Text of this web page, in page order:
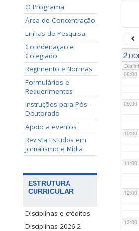
O Programa
Área de Concentração
Linhas de Pesquisa
Coordenação e
Colegiado
Regimento e Normas
Formulários e
Requerimentos
Instruções para Pós-
Doutorado
Apoio a eventos
Revista Estudos em
Jornalismo e Mídia
ESTRUTURA
CURRICULAR
Disciplinas e créditos
Disciplinas 2026.2
2
Dia
07:00
08:00
09:00
10:00
11:00
12:00
13:00